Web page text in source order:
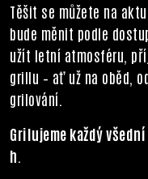
Těšit se můžete na
bude měnit podle
užít letní atmosféru,
grillu – ať už na oběd,
grilování.
Grilujeme každý
h